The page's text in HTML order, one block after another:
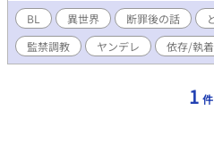
う。お前が俺にその体を1回許す
う」 拘束されて逃げられない僕に
行う度に男が話す失われた記憶の
ていくが……。 ※いままでのギャ
いても絶望」、メリバ寄りの結末
BL 異世界 断罪後の話
監禁調教
ヤンデレ 依存/執着
1 件